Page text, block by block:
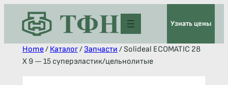
Узнать цены
Home/ Каталог/ Запчасти / Solideal ECOMATIC 28
X 9 — 15 суперэластик/цельнолитые